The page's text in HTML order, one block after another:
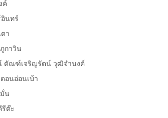
ค์
ทร์
า
าวิน
ณฑ์เจริญรัตน์ วุฒิจำนงค์
นอ่อนเบ้า
น
ต๊ะ